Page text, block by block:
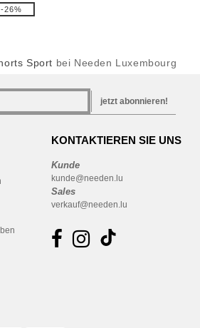
-26%
Sport bei Needen Luxembourg
jetzt abonnieren!
KONTAKTIEREN SIE UNS
Kunde
kunde@needen.lu
Sales
verkauf@needen.lu